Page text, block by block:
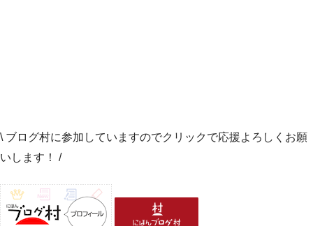
\ ブログ村に参加していますのでクリックで応援よろしくお願
いします！ /